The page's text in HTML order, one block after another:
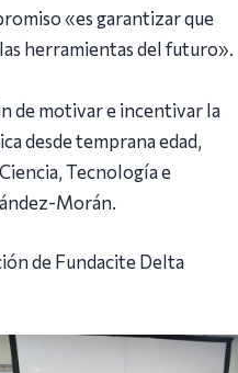
«es garantizar que
herramientas del futuro».
de motivar e incentivar la
desde temprana edad,
Tecnología e
Morán.
de Fundacite Delta